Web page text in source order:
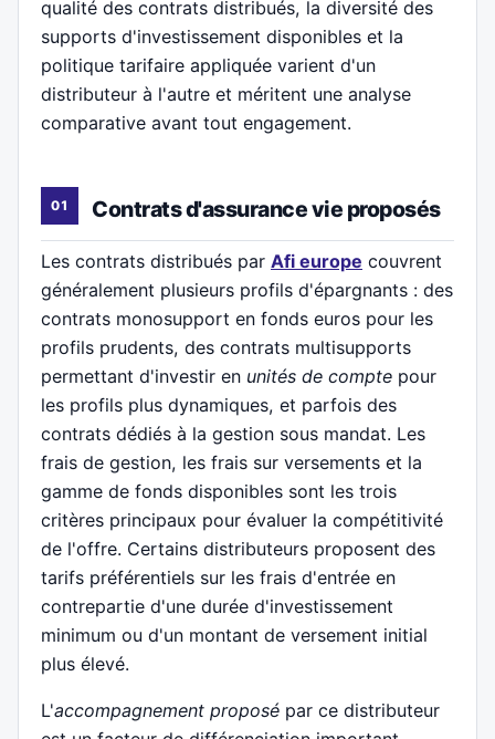
qualité des contrats distribués, la diversité des
supports d'investissement disponibles et la
politique tarifaire appliquée varient d'un
distributeur à l'autre et méritent une analyse
comparative avant tout engagement.
Contrats d'assurance vie proposés
Les contrats distribués par Afi europe couvrent
généralement plusieurs profils d'épargnants : des
contrats monosupport en fonds euros pour les
profils prudents, des contrats multisupports
permettant d'investir en unités de compte pour
les profils plus dynamiques, et parfois des
contrats dédiés à la gestion sous mandat. Les
frais de gestion, les frais sur versements et la
gamme de fonds disponibles sont les trois
critères principaux pour évaluer la compétitivité
de l'offre. Certains distributeurs proposent des
tarifs préférentiels sur les frais d'entrée en
contrepartie d'une durée d'investissement
minimum ou d'un montant de versement initial
plus élevé.
L'accompagnement proposé par ce distributeur